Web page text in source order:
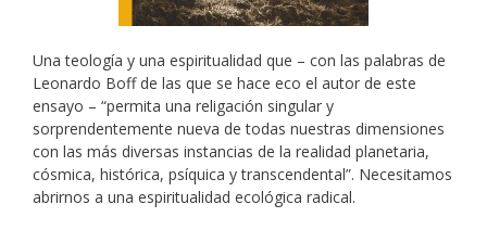
Una teología y una espiritualidad que – con las palabras de
Leonardo Boff de las que se hace eco el autor de este
ensayo – “permita una religación singular y
sorprendentemente nueva de todas nuestras dimensiones
con las más diversas instancias de la realidad planetaria,
cósmica, histórica, psíquica y transcendental”. Necesitamos
abrirnos a una espiritualidad ecológica radical.